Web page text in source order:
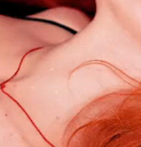
01/07/2021
CODE-BARRES
194398926520